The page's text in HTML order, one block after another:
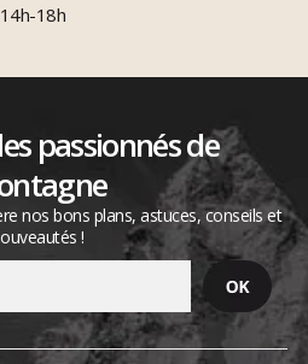
18h
passionnés de
nos bons plans, astuces, conseils et
!